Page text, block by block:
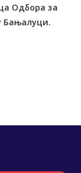
Одбора за
Бањалуци.